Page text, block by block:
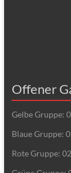
Offener
Gelbe Gruppe:
Blaue Gruppe:
Rote Gruppe: